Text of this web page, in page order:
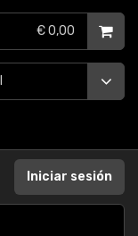
€ 0,00
Iniciar sesión